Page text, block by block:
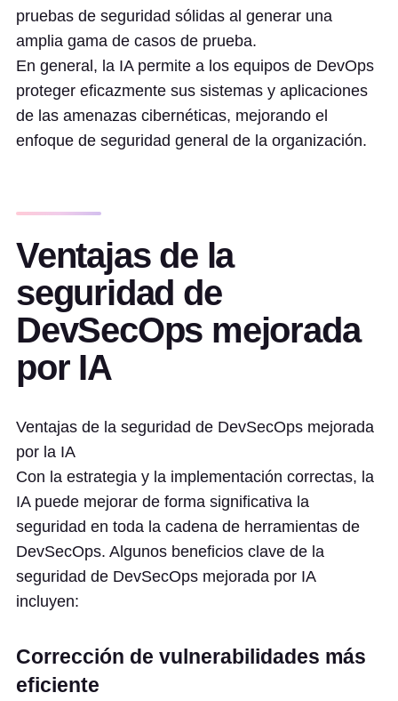
pruebas de seguridad sólidas al generar una
amplia gama de casos de prueba.
En general, la IA permite a los equipos de DevOps
proteger eficazmente sus sistemas y aplicaciones
de las amenazas cibernéticas, mejorando el
enfoque de seguridad general de la organización.
Ventajas de la
seguridad de
DevSecOps mejorada
por IA
Ventajas de la seguridad de DevSecOps mejorada
por la IA
Con la estrategia y la implementación correctas, la
IA puede mejorar de forma significativa la
seguridad en toda la cadena de herramientas de
DevSecOps. Algunos beneficios clave de la
seguridad de DevSecOps mejorada por IA
incluyen:
Corrección de vulnerabilidades más
eficiente